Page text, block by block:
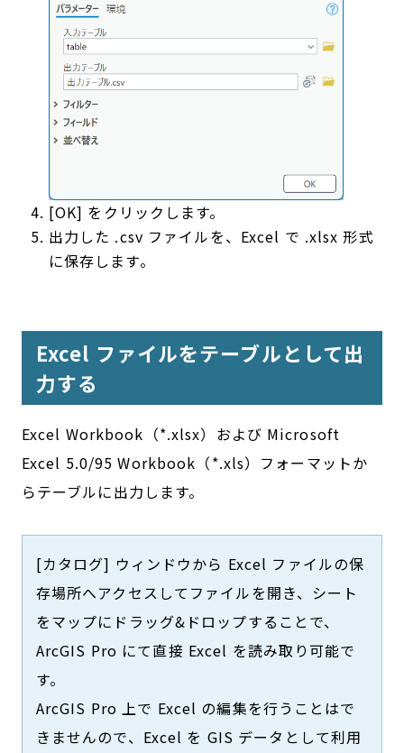
[OK] をクリックします。
出力した .csv ファイルを、Excel で .xlsx 形式
に保存します。
Excel ファイルをテーブルとして出
力する
Excel Workbook（*.xlsx）および Microsoft
Excel 5.0/95 Workbook（*.xls）フォーマットか
らテーブルに出力します。
[カタログ] ウィンドウから Excel ファイルの保
存場所へアクセスしてファイルを開き、シート
をマップにドラッグ&ドロップすることで、
ArcGIS Pro にて直接 Excel を読み取り可能で
す。
ArcGIS Pro 上で Excel の編集を行うことはで
きませんので、Excel を GIS データとして利用